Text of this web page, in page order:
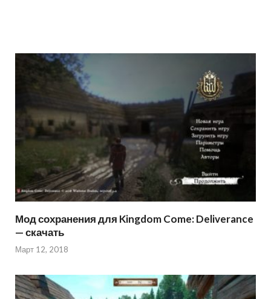
Мод сохранения для Kingdom Come: Deliverance
— скачать
Март 12, 2018